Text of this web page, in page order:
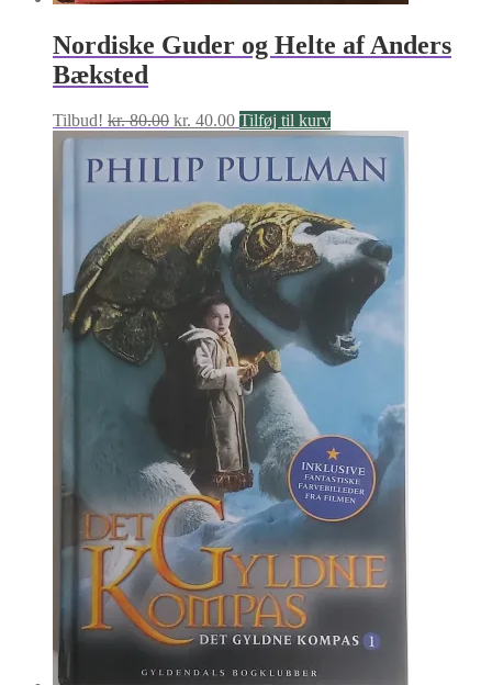
Nordiske Guder og Helte af Anders
Bæksted
Tilbud! kr.80.00 Den
oprindelige
pris
var:
kr. 80.00.
kr. 40.00Den
aktuelle
pris
er:
kr. 40.00.
Tilføj til kurv